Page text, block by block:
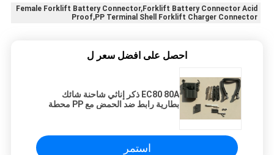
Female Forklift Battery Connector,Forklift Battery Connector Acid
Proof,PP Terminal Shell Forklift Charger Connector
احصل على افضل سعر ل
EC80 80A ذكر إناثي شاحنة شائك
بطارية رابط ضد الحمض مع PP محطة
استمر